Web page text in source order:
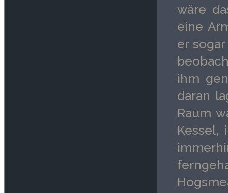
wäre
eine
er
ihm
daran
Raum
Kessel,